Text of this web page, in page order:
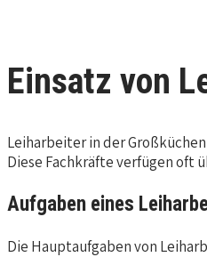
Einsatz von
Leiharbeiter in der
Diese Fachkräfte verfügen oft
Aufgaben eines
Die Hauptaufgaben von